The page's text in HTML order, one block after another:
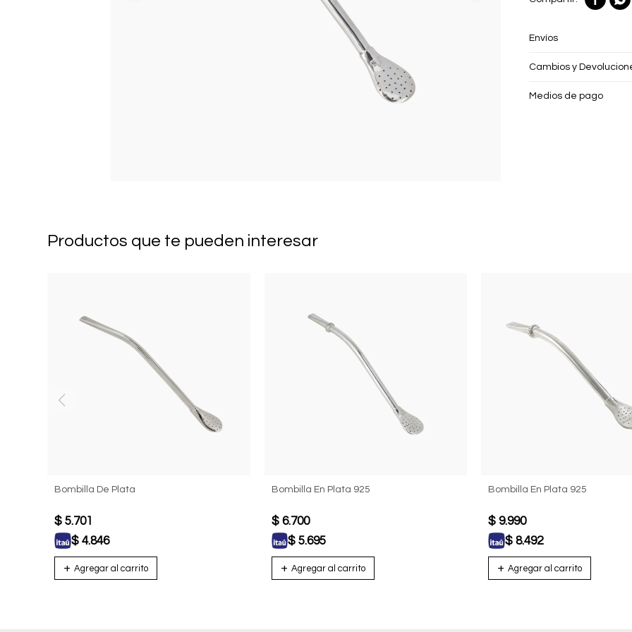
Envíos
Cambios y
Medios de pago
Productos que te pueden interesar
Bombilla De Plata
$ 5.701
$ 4.846
Bombilla En Plata 925
$ 6.700
$ 5.695
Bombilla En Plata 925
$ 9.990
$ 8.492